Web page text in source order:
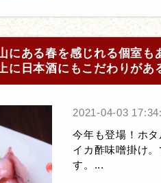
ある春を感じれる個室も
に日本酒にもこだわりがあ
2021-04-03
今年も登場！ホ
イカ酢味噌掛け
す。...